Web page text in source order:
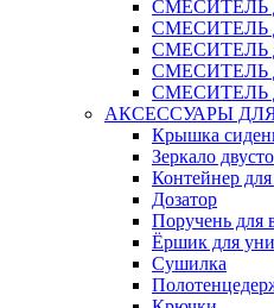
СМЕСИТЕЛЬ
СМЕСИТЕЛЬ
СМЕСИТЕЛЬ
СМЕСИТЕЛЬ
СМЕСИТЕЛЬ
АКСЕССУАРЫ
Крышка
Зеркало
Контейнер
Дозатор
Поручень для
Ёршик для
Сушилка